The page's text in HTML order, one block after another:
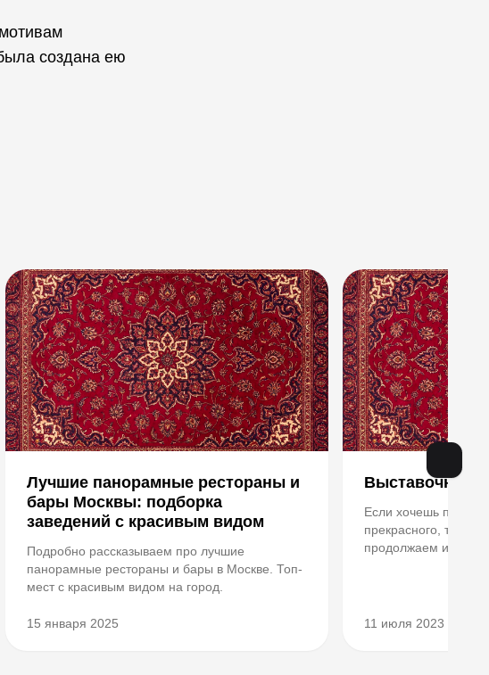
создана ею
Лучшие панорамные рестораны и
бары Москвы: подборка
заведений с красивым видом
Подробно рассказываем про лучшие
панорамные рестораны и бары в Москве. Топ-
мест с красивым видом на город.
15 января 2025
Выставочная
Если хочешь
прекрасного, то ты
продолжаем искать
11 июля 2023